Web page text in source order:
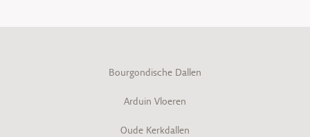
Bourgondische Dallen
Arduin Vloeren
Oude Kerkdallen